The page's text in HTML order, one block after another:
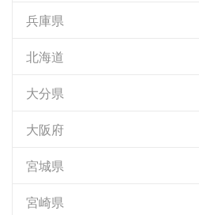
兵庫県
北海道
大分県
大阪府
宮城県
宮崎県